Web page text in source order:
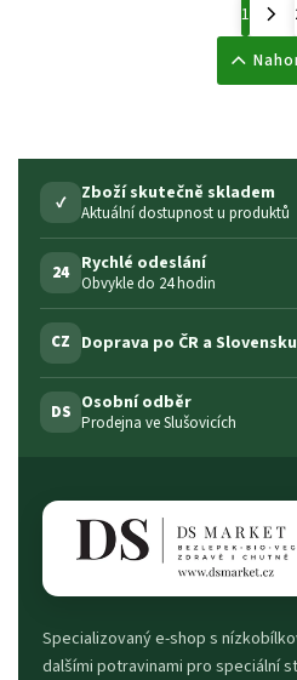
1
✓ Zboží skutečně skladem
Aktuální dostupnost u produktů
24 Rychlé odeslání
Obvykle do 24 hodin
CZ Doprava po ČR a Slovensku
DS Osobní odběr
Prodejna ve Slušovicích
Specializovaný e-shop s
dalšími potravinami pro speciální